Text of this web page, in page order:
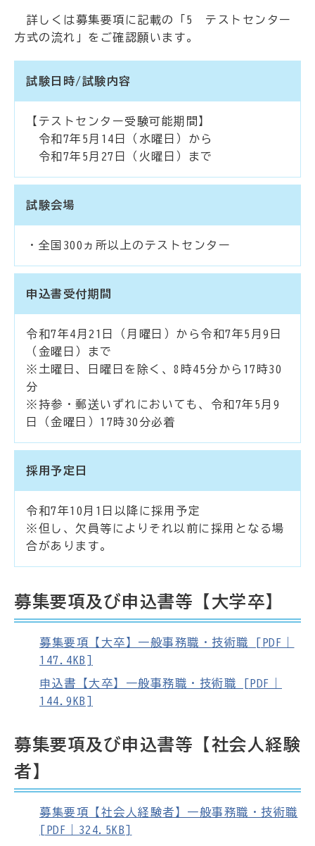
詳しくは募集要項に記載の「5 テストセンター
方式の流れ」をご確認願います。
試験日時/試験内容
【テストセンター受験可能期間】
令和7年5月14日（水曜日）から
令和7年5月27日（火曜日）まで
試験会場
・全国300ヵ所以上のテストセンター
申込書受付期間
令和7年4月21日（月曜日）から令和7年5月9日
（金曜日）まで
※土曜日、日曜日を除く、8時45分から17時30
分
※持参・郵送いずれにおいても、令和7年5月9
日（金曜日）17時30分必着
採用予定日
令和7年10月1日以降に採用予定
※但し、欠員等によりそれ以前に採用となる場
合があります。
募集要項及び申込書等【大学卒】
募集要項【大卒】一般事務職・技術職 [PDF｜
147.4KB]
申込書【大卒】一般事務職・技術職 [PDF｜
144.9KB]
募集要項及び申込書等【社会人経験
者】
募集要項【社会人経験者】一般事務職・技術職
[PDF｜324.5KB]